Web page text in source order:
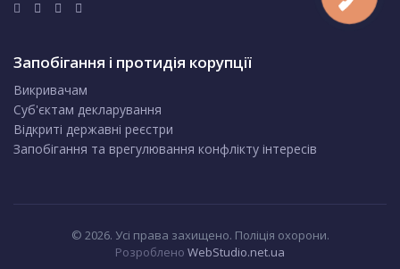
Запобігання і протидія корупції
Викривачам
Суб'єктам декларування
Відкриті державні реєстри
Запобігання та врегулювання конфлікту інтересів
© 2026. Усі права захищено. Поліція охорони.
Розроблено WebStudio.net.ua